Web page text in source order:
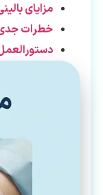
مزایای
خطرات جدی و
دستورالعمل